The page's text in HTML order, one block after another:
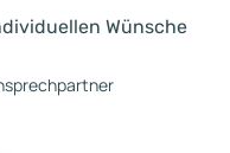
Wünsche